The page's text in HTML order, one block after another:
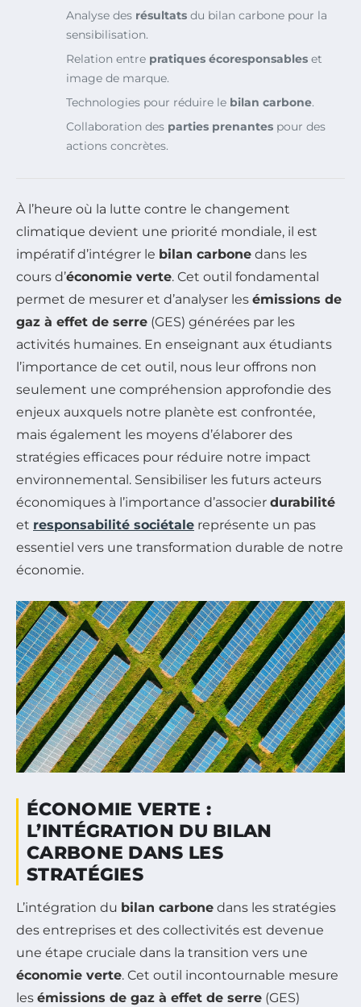
Analyse des résultats du bilan carbone pour la
sensibilisation.
Relation entre pratiques écoresponsables et
image de marque.
Technologies pour réduire le bilan carbone.
Collaboration des parties prenantes pour des
actions concrètes.
À l’heure où la lutte contre le changement
climatique devient une priorité mondiale, il est
impératif d’intégrer le bilan carbone dans les
cours d’économie verte. Cet outil fondamental
permet de mesurer et d’analyser les émissions de
gaz à effet de serre (GES) générées par les
activités humaines. En enseignant aux étudiants
l’importance de cet outil, nous leur offrons non
seulement une compréhension approfondie des
enjeux auxquels notre planète est confrontée,
mais également les moyens d’élaborer des
stratégies efficaces pour réduire notre impact
environnemental. Sensibiliser les futurs acteurs
économiques à l’importance d’associer durabilité
et responsabilité sociétale représente un pas
essentiel vers une transformation durable de notre
économie.
ÉCONOMIE VERTE :
L’INTÉGRATION DU BILAN
CARBONE DANS LES
STRATÉGIES
L’intégration du bilan carbone dans les stratégies
des entreprises et des collectivités est devenue
une étape cruciale dans la transition vers une
économie verte. Cet outil incontournable mesure
les émissions de gaz à effet de serre (GES)